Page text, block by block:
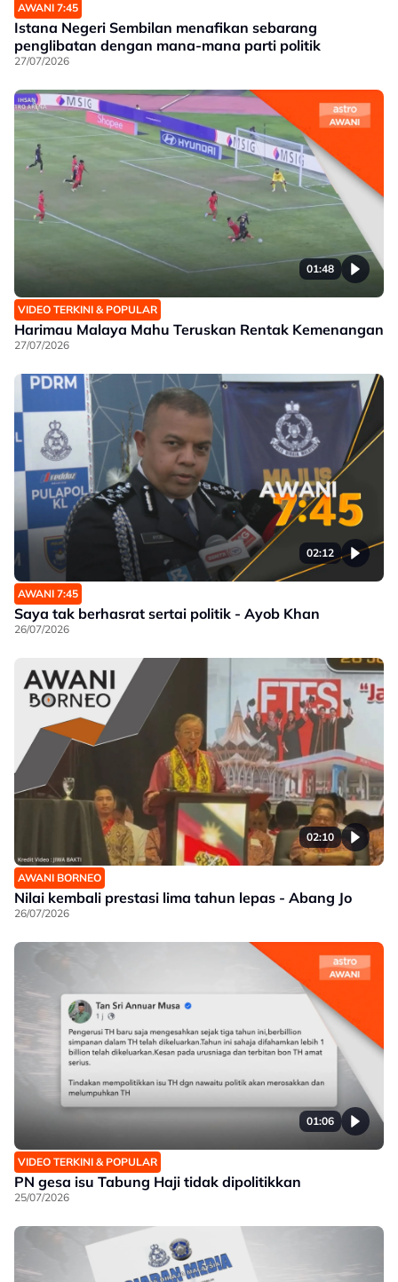
AWANI 7:45
Istana Negeri Sembilan menafikan sebarang
penglibatan dengan mana-mana parti politik
27/07/2026
01:48
VIDEO TERKINI & POPULAR
Harimau Malaya Mahu Teruskan Rentak Kemenangan
27/07/2026
02:12
AWANI 7:45
Saya tak berhasrat sertai politik - Ayob Khan
26/07/2026
02:10
AWANI BORNEO
Nilai kembali prestasi lima tahun lepas - Abang Jo
26/07/2026
01:06
VIDEO TERKINI & POPULAR
PN gesa isu Tabung Haji tidak dipolitikkan
25/07/2026